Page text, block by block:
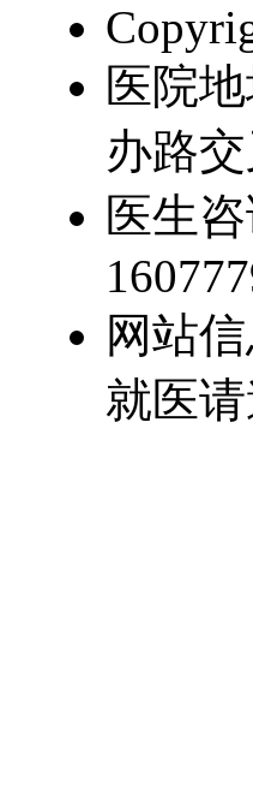
医院
办路
医生
网站
就医